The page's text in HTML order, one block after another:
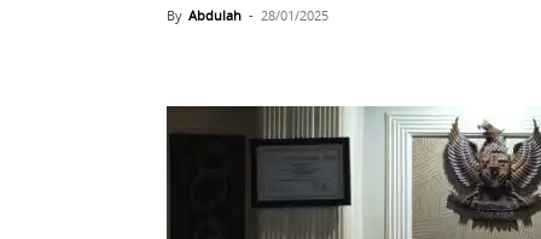
By Abdulah - 28/01/2025